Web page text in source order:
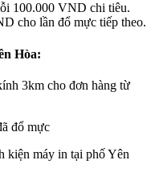
100.000 VND chi tiêu.
cho lần đổ mực tiếp theo.
Hòa:
3km cho đơn hàng từ
đổ mực
kiện máy in tại phố Yên